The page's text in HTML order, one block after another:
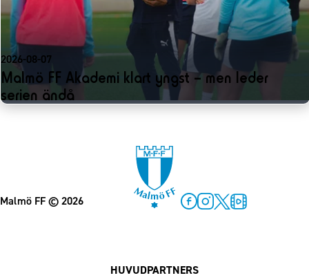
2026-08-07
Malmö FF Akademi klart yngst – men leder
serien ändå
Malmö FF© 2026
HUVUDPARTNERS